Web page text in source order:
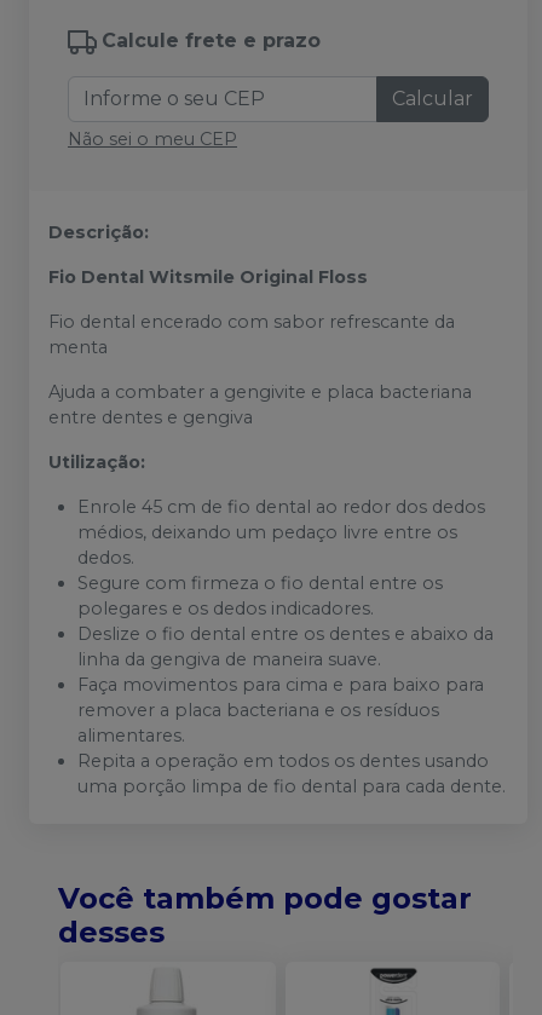
Calcule frete e prazo
Calcular
Não sei o meu CEP
Descrição:
Fio Dental Witsmile Original Floss
Fio dental encerado com sabor refrescante da
menta
Ajuda a combater a gengivite e placa bacteriana
entre dentes e gengiva
Utilização:
Enrole 45 cm de fio dental ao redor dos dedos
médios, deixando um pedaço livre entre os
dedos.
Segure com firmeza o fio dental entre os
polegares e os dedos indicadores.
Deslize o fio dental entre os dentes e abaixo da
linha da gengiva de maneira suave.
Faça movimentos para cima e para baixo para
remover a placa bacteriana e os resíduos
alimentares.
Repita a operação em todos os dentes usando
uma porção limpa de fio dental para cada dente.
Você também pode gostar
desses